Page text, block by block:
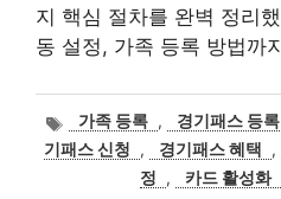
지 핵심 절차를 완벽 정리
동 설정, 가족 등록 방법까
태
그
가족 등록 , 경기패스 등록
기패스 신청
, 경기패스 혜택 ,
정
, 카드 활성화